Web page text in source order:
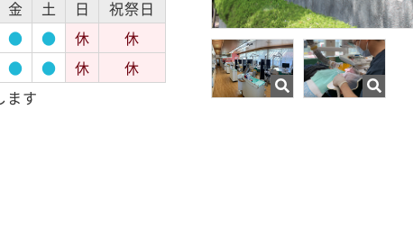
金 土 日
祝祭日
● ● 休
休
● ● 休
休
ます